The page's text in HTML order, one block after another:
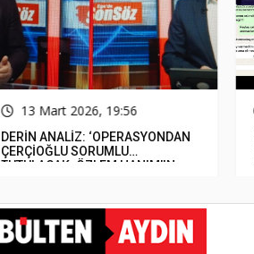
13 Mart 2026, 19:56
DERİN ANALİZ: ‘OPERASYONDAN
ÇERÇİOĞLU SORUMLU
TUTULACAK. ÖZLEM HANIM’IN